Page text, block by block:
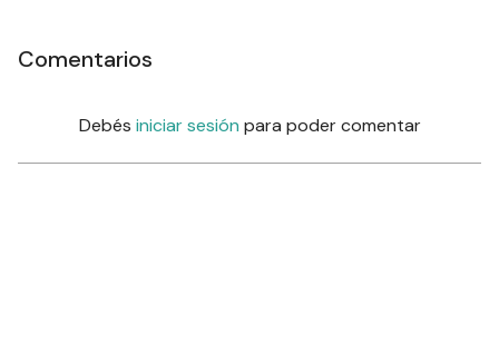
Comentarios
Debés iniciar sesión para poder comentar